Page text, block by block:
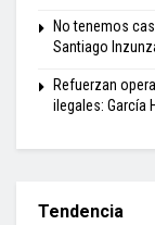
No tenemos
Santiago
Refuerzan
ilegales: García
Tendencia